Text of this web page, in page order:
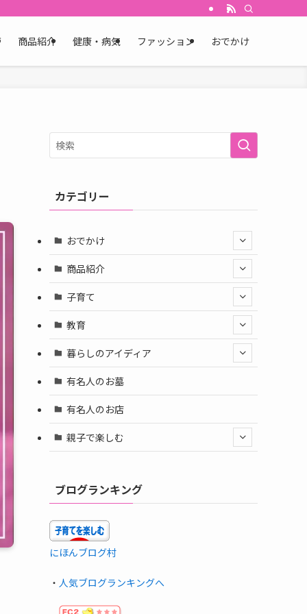
商品紹介 健康・病気 ファッション おでかけ
カテゴリー
おでかけ
商品紹介
子育て
教育
暮らしのアイディア
有名人のお墓
有名人のお店
親子で楽しむ
ブログランキング
にほんブログ村
・ 人気ブログランキングへ